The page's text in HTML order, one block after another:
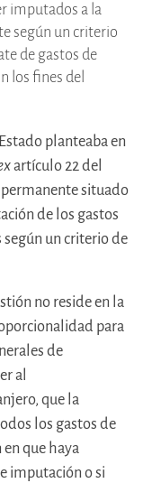
imputados a la
según un criterio
de gastos de
los fines del
planteaba en
artículo 22 del
situado
de los gastos
un criterio de
no reside en la
para
de
al
que la
los gastos de
que haya
imputación o si